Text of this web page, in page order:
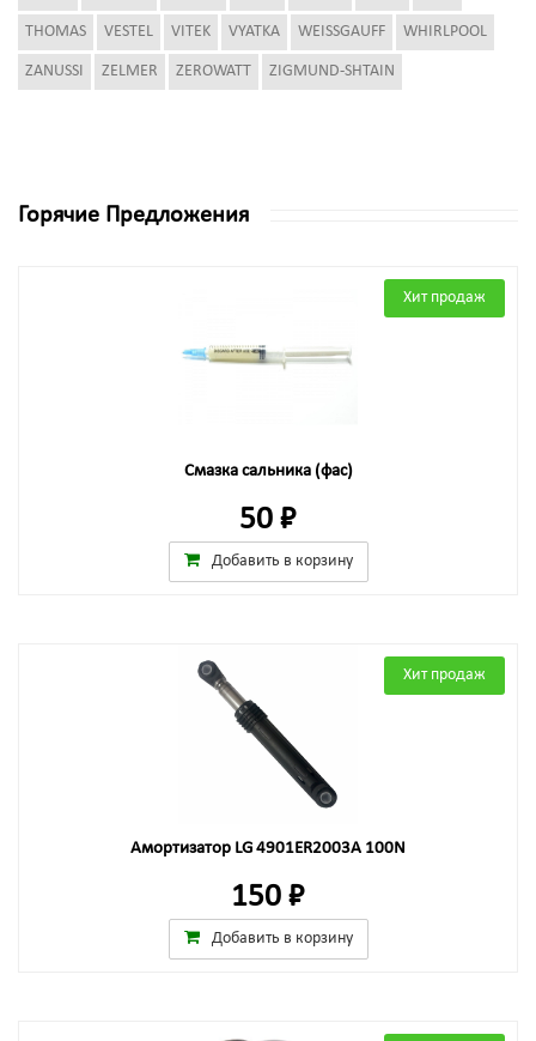
THOMAS VESTEL VITEK VYATKA WEISSGAUFF WHIRLPOOL
ZANUSSI ZELMER ZEROWATT ZIGMUND-SHTAIN
Горячие Предложения
Хит продаж
Смазка сальника (фас)
50 ₽
Добавить в корзину
Хит продаж
Амортизатор LG 4901ER2003A 100N
150 ₽
Добавить в корзину